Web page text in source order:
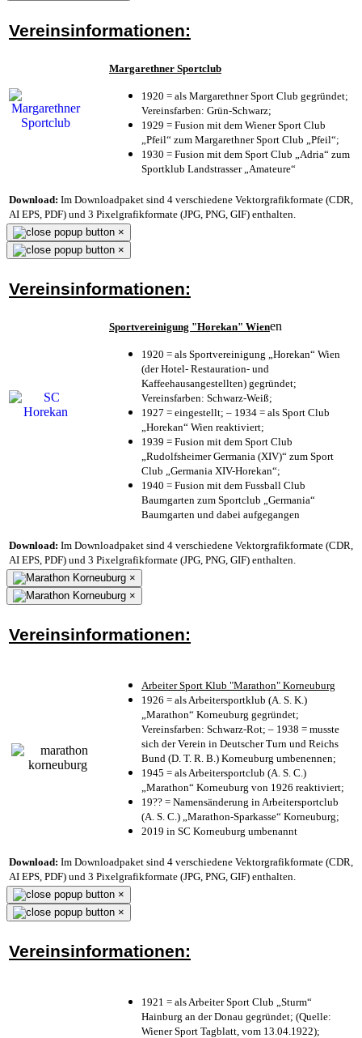
Vereinsinformationen:
Margarethner Sportclub
1920 = als Margarethner Sport Club gegründet;
Vereinsfarben: Grün-Schwarz;
1929 = Fusion mit dem Wiener Sport Club
„Pfeil“ zum Margarethner Sport Club „Pfeil“;
1930 = Fusion mit dem Sport Club „Adria“ zum
Sportklub Landstrasser „Amateure“
Download: Im Downloadpaket sind 4 verschiedene Vektorgrafikformate (CDR,
AI EPS, PDF) und 3 Pixelgrafikformate (JPG, PNG, GIF) enthalten.
×
×
Vereinsinformationen:
Sportvereinigung "Horekan" Wienen
1920 = als Sportvereinigung „Horekan“ Wien
(der Hotel- Restauration- und
Kaffeehausangestellten) gegründet;
Vereinsfarben: Schwarz-Weiß;
1927 = eingestellt; – 1934 = als Sport Club
„Horekan“ Wien reaktiviert;
1939 = Fusion mit dem Sport Club
„Rudolfsheimer Germania (XIV)“ zum Sport
Club „Germania XIV-Horekan“;
1940 = Fusion mit dem Fussball Club
Baumgarten zum Sportclub „Germania“
Baumgarten und dabei aufgegangen
Download: Im Downloadpaket sind 4 verschiedene Vektorgrafikformate (CDR,
AI EPS, PDF) und 3 Pixelgrafikformate (JPG, PNG, GIF) enthalten.
×
×
Vereinsinformationen:
Arbeiter Sport Klub "Marathon" Korneuburg
1926 = als Arbeitersportklub (A. S. K.)
„Marathon“ Korneuburg gegründet;
Vereinsfarben: Schwarz-Rot; – 1938 = musste
sich der Verein in Deutscher Turn und Reichs
Bund (D. T. R. B.) Korneuburg umbenennen;
1945 = als Arbeitersportclub (A. S. C.)
„Marathon“ Korneuburg von 1926 reaktiviert;
19?? = Namensänderung in Arbeitersportclub
(A. S. C.) „Marathon-Sparkasse“ Korneuburg;
2019 in SC Korneuburg umbenannt
Download: Im Downloadpaket sind 4 verschiedene Vektorgrafikformate (CDR,
AI EPS, PDF) und 3 Pixelgrafikformate (JPG, PNG, GIF) enthalten.
×
×
Vereinsinformationen:
1921 = als Arbeiter Sport Club „Sturm“
Hainburg an der Donau gegründet; (Quelle:
Wiener Sport Tagblatt, vom 13.04.1922);